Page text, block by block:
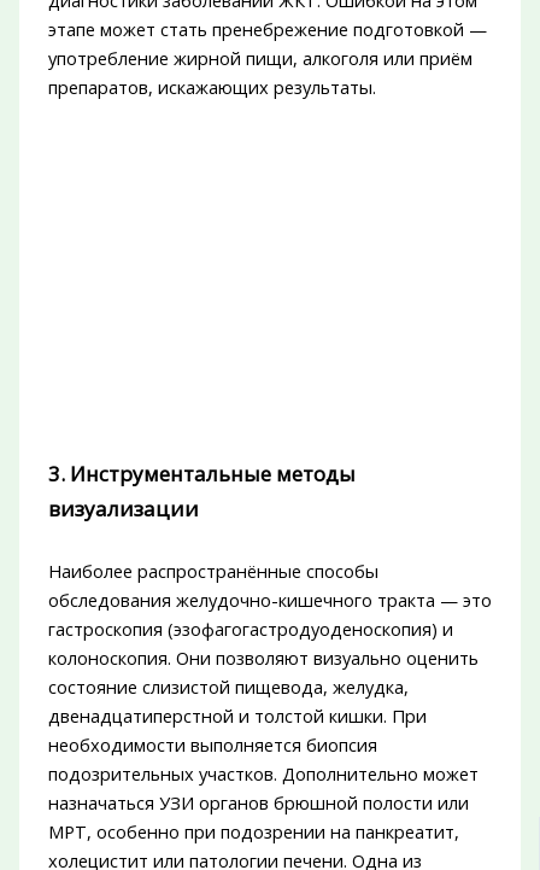
этапе может стать пренебрежение подготовкой —
употребление жирной пищи, алкоголя или приём
препаратов, искажающих результаты.
3. Инструментальные методы
визуализации
Наиболее распространённые способы
обследования желудочно-кишечного тракта — это
гастроскопия (эзофагогастродуоденоскопия) и
колоноскопия. Они позволяют визуально оценить
состояние слизистой пищевода, желудка,
двенадцатиперстной и толстой кишки. При
необходимости выполняется биопсия
подозрительных участков. Дополнительно может
назначаться УЗИ органов брюшной полости или
МРТ, особенно при подозрении на панкреатит,
холецистит или патологии печени. Одна из